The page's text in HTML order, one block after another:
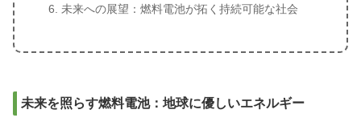
未来への展望：燃料電池が拓く持続可能な社会
未来を照らす燃料電池：地球に優しいエネルギー